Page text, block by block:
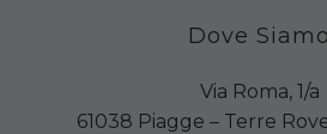
Dove Siamo
Via Roma, 1/a
61038 Piagge – Terre